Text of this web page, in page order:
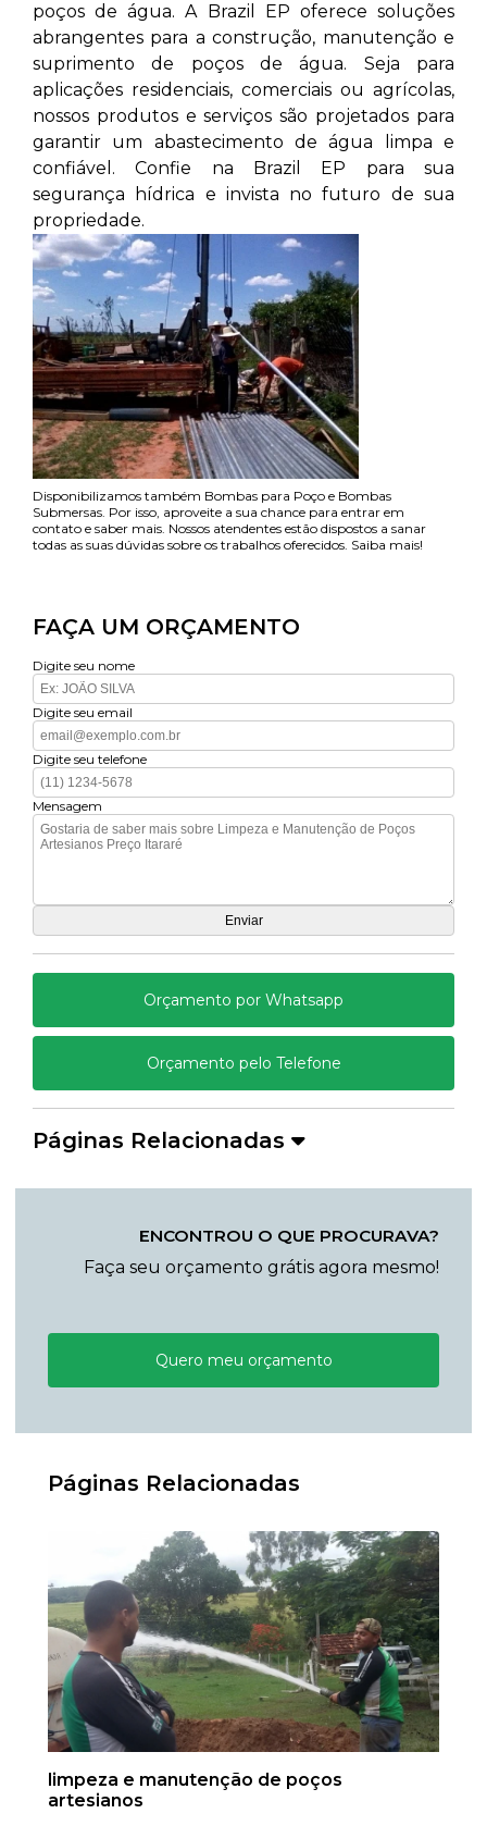
poços de água. A Brazil EP oferece soluções
abrangentes para a construção, manutenção e
suprimento de poços de água. Seja para
aplicações residenciais, comerciais ou agrícolas,
nossos produtos e serviços são projetados para
garantir um abastecimento de água limpa e
confiável. Confie na Brazil EP para sua
segurança hídrica e invista no futuro de sua
propriedade.
Disponibilizamos também Bombas para Poço e Bombas
Submersas. Por isso, aproveite a sua chance para entrar em
contato e saber mais. Nossos atendentes estão dispostos a sanar
todas as suas dúvidas sobre os trabalhos oferecidos. Saiba mais!
FAÇA UM ORÇAMENTO
Digite seu nome
Digite seu email
Digite seu telefone
Mensagem
Orçamento por Whatsapp
Orçamento pelo Telefone
Páginas Relacionadas
ENCONTROU O QUE PROCURAVA?
Faça seu orçamento grátis agora mesmo!
Quero meu orçamento
Páginas Relacionadas
limpeza e manutenção de poços
artesianos